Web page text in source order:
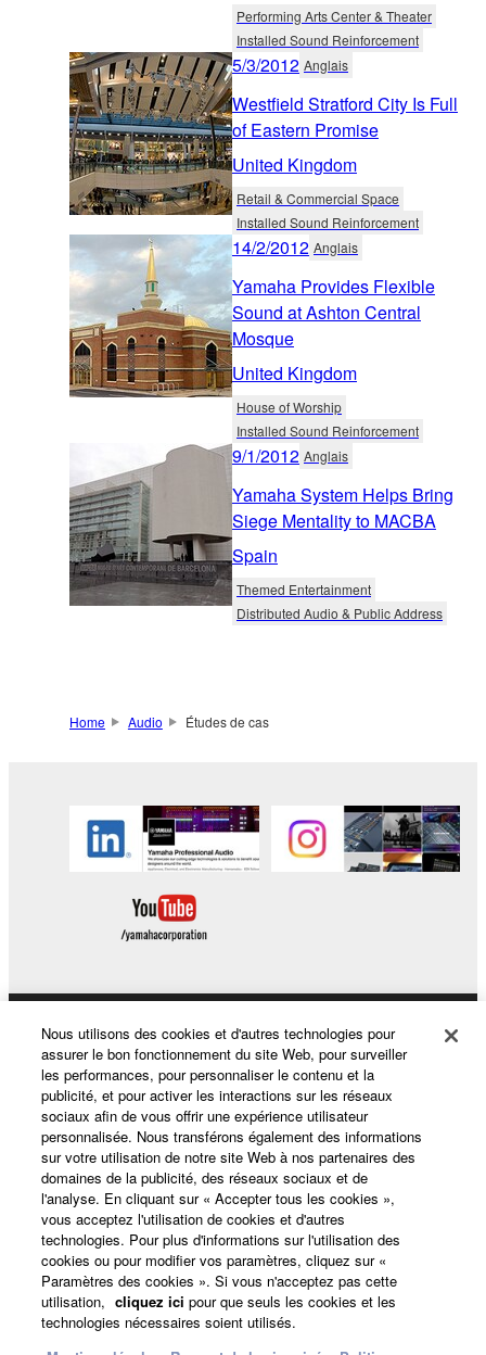
Performing Arts Center & Theater
Installed Sound Reinforcement
5/3/2012 Anglais
Westfield Stratford City Is Full
of Eastern Promise
United Kingdom
Retail & Commercial Space
Installed Sound Reinforcement
14/2/2012 Anglais
Yamaha Provides Flexible
Sound at Ashton Central
Mosque
United Kingdom
House of Worship
Installed Sound Reinforcement
9/1/2012 Anglais
Yamaha System Helps Bring
Siege Mentality to MACBA
Spain
Themed Entertainment
Distributed Audio & Public Address
Home Audio Études de cas
Produits et solutions
Actualités
A propos de Yamaha
France - French
Grand Public
Nous utilisons des cookies et d'autres technologies pour
assurer le bon fonctionnement du site Web, pour surveiller
les performances, pour personnaliser le contenu et la
publicité, et pour activer les interactions sur les réseaux
sociaux afin de vous offrir une expérience utilisateur
personnalisée. Nous transférons également des informations
sur votre utilisation de notre site Web à nos partenaires des
domaines de la publicité, des réseaux sociaux et de
l'analyse. En cliquant sur « Accepter tous les cookies »,
vous acceptez l'utilisation de cookies et d'autres
technologies. Pour plus d'informations sur l'utilisation des
cookies ou pour modifier vos paramètres, cliquez sur «
Paramètres des cookies ». Si vous n'acceptez pas cette
utilisation, cliquez ici pour que seuls les cookies et les
technologies nécessaires soient utilisés.